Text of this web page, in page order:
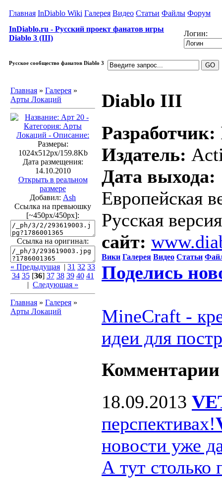
Главная InDiablo Wiki Галерея Видео Статьи Файлы Форум
InDiablo.ru - Русский проект фанатов игры
Diablo 3 (III)
Логин:
Русское сообщество фанатов Diablo 3
Главная » Галерея »
Арты Локаций
Размеры:
1024x512px/159.8Kb
Дата размещения:
14.10.2010
Открыть в реальном
размере
Добавил: Ash
Ссылка на превьюшку
[~450px/450px]:
Ссылка на оригинал:
« Предыдущая | 31 32 33
34 35[36] 37 38 39 40 41
| Следующая »
Главная » Галерея »
Арты Локаций
Diablo III
Разработчик:
Издатель:
Дата выхода:
Европейская
Русская
сайт:
Вики Галерея Видео Статьи
Поделись
MineCraft -
идеи для
Комментарии
18.09.2013
перспективах!
новости уже
А тут